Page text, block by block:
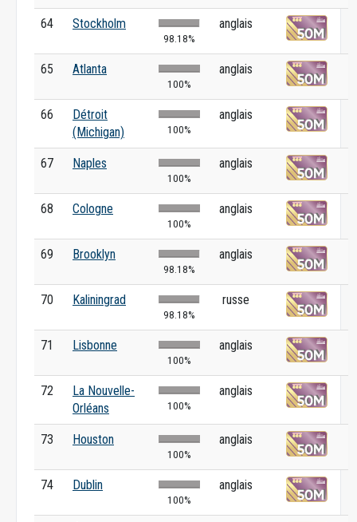
64 Stockholm
98.18%
anglais
65 Atlanta
100%
anglais
66
Détroit
(Michigan)
100%
anglais
67 Naples
100%
anglais
68 Cologne
100%
anglais
69 Brooklyn
98.18%
anglais
70 Kaliningrad
98.18%
russe
71 Lisbonne
100%
anglais
72
La Nouvelle-
Orléans
100%
anglais
73 Houston
100%
anglais
74 Dublin
100%
anglais